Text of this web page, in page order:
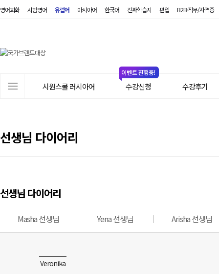
영어회화 시험영어 유럽어 아시아어 한국어 진짜학습지 편입 B2B·직무/자격증
시원스쿨 러시아어 수강신청 수강후기
선생님 다이어리
선생님 다이어리
Masha 선생님 Yena 선생님 Arisha 선생님
Veronika